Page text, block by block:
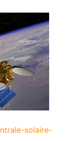
solaire-